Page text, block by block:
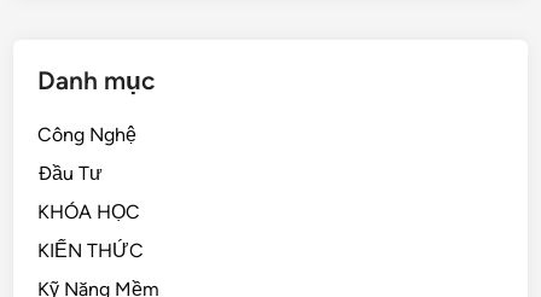
Danh mục
Công Nghệ
Đầu Tư
KHÓA HỌC
KIẾN THỨC
Kỹ Năng Mềm